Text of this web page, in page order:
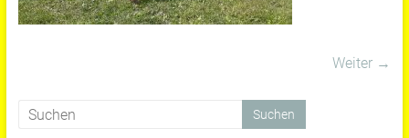
Weiter →